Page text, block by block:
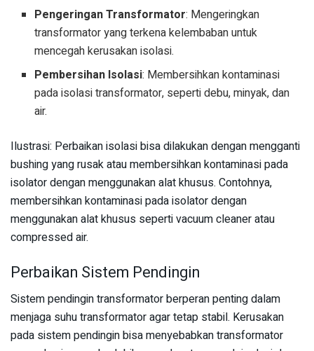
Pengeringan Transformator: Mengeringkan
transformator yang terkena kelembaban untuk
mencegah kerusakan isolasi.
Pembersihan Isolasi: Membersihkan kontaminasi
pada isolasi transformator, seperti debu, minyak, dan
air.
Ilustrasi: Perbaikan isolasi bisa dilakukan dengan mengganti
bushing yang rusak atau membersihkan kontaminasi pada
isolator dengan menggunakan alat khusus. Contohnya,
membersihkan kontaminasi pada isolator dengan
menggunakan alat khusus seperti vacuum cleaner atau
compressed air.
Perbaikan Sistem Pendingin
Sistem pendingin transformator berperan penting dalam
menjaga suhu transformator agar tetap stabil. Kerusakan
pada sistem pendingin bisa menyebabkan transformator